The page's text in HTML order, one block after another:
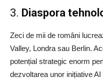
3. Diaspora
Zeci de mii de români
Valley, Londra sau Berlin.
potențial strategic enorm
dezvoltarea unor inițiative